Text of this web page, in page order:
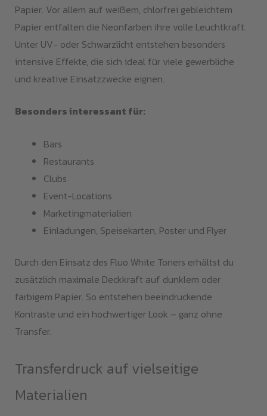
Papier. Vor allem auf weißem, chlorfrei gebleichtem
Papier entfalten die Neonfarben ihre volle Leuchtkraft.
Unter UV- oder Schwarzlicht entstehen besonders
intensive Effekte, die sich ideal für viele gewerbliche
und kreative Einsatzzwecke eignen.
Besonders interessant für:
Bars
Restaurants
Clubs
Event-Locations
Marketingmaterialien
Einladungen, Speisekarten, Poster und Flyer
Durch den Einsatz des Fluo White Toners erhältst du
zusätzlich maximale Deckkraft auf dunklem oder
farbigem Papier. So entstehen beeindruckende
Kontraste und ein hochwertiger Look – ganz ohne
Transfer.
Transferdruck auf vielseitige
Materialien